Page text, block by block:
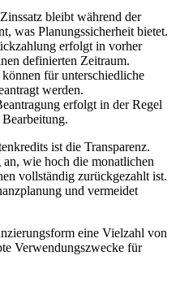
bleibt während der​
was Planungssicherheit bietet.
erfolgt in‌ vorher
definierten Zeitraum.
für unterschiedliche
werden.
erfolgt ⁢in der Regel
ist ⁤die Transparenz.
wie hoch die monatlichen
vollständig zurückgezahlt ist.
und vermeidet
eine Vielzahl von
Verwendungszwecke für